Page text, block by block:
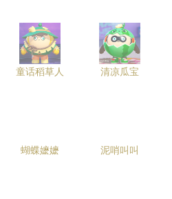
童话稻草人 清凉瓜宝
蝴蝶嬷嬷 泥哨叫叫